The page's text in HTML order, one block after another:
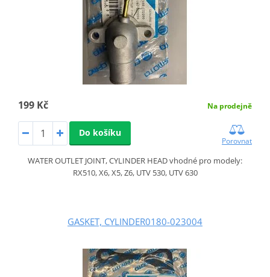
199 Kč Na prodejně
Do košíku
Porovnat
WATER OUTLET JOINT, CYLINDER HEAD vhodné pro modely:
RX510, X6, X5, Z6, UTV 530, UTV 630
GASKET, CYLINDER0180-023004